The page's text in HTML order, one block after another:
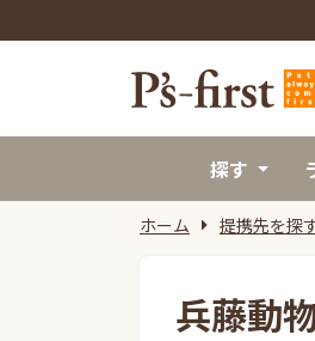
探す
ホーム 提携先を探
兵藤動